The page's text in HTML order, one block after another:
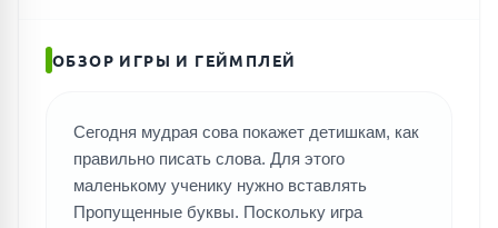
ОБЗОР ИГРЫ И ГЕЙМПЛЕЙ
Сегодня мудрая сова покажет детишкам, как
правильно писать слова. Для этого
маленькому ученику нужно вставлять
Пропущенные буквы. Поскольку игра